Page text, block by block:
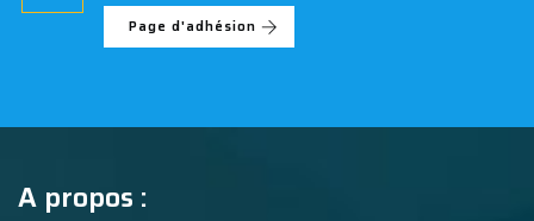
Page d'adhésion
A propos :